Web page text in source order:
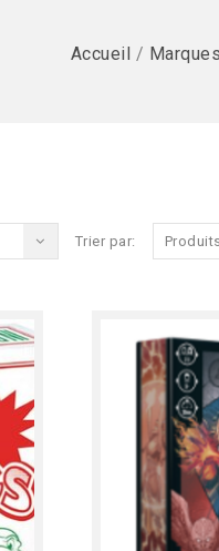
Accueil / Marques
Trier par: